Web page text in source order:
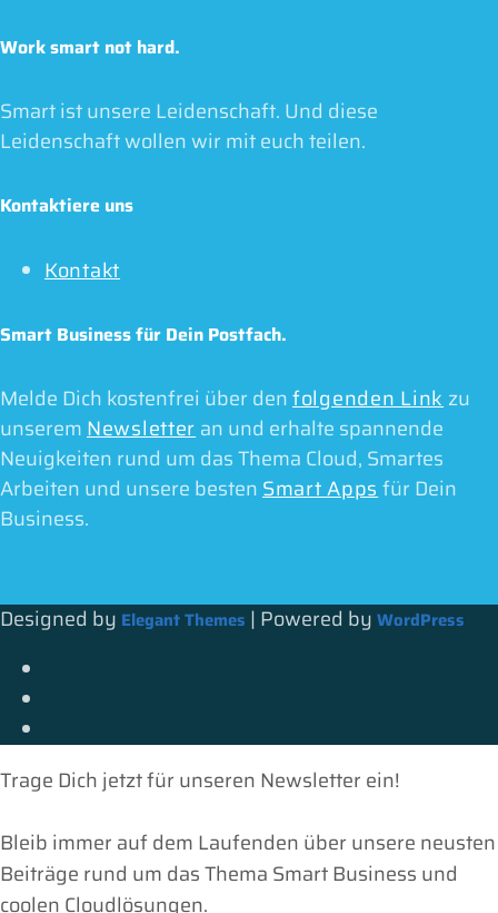
Work smart not hard.
Smart ist unsere Leidenschaft. Und diese
Leidenschaft wollen wir mit euch teilen.
Kontaktiere uns
Kontakt
Smart Business für Dein Postfach.
Melde Dich kostenfrei über denfolgenden Linkzu
unseremNewsletteran und erhalte spannende
Neuigkeiten rund um das Thema Cloud, Smartes
Arbeiten und unsere bestenSmart Appsfür Dein
Business.
Designed by Elegant Themes | Powered by WordPress
Trage Dich jetzt für unseren Newsletter ein!
Bleib immer auf dem Laufenden über unsere neusten
Beiträge rund um das Thema Smart Business und
coolen Cloudlösungen.